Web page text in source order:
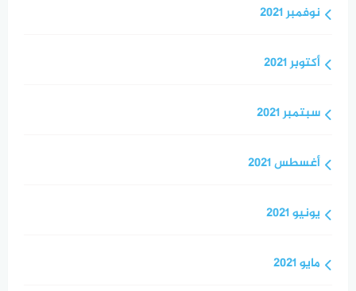
نوفمبر 2021
أكتوبر 2021
سبتمبر 2021
أغسطس 2021
يونيو 2021
مايو 2021